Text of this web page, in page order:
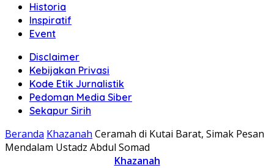
Historia
Inspiratif
Event
Disclaimer
Kebijakan Privasi
Kode Etik Jurnalistik
Pedoman Media Siber
Sekapur Sirih
Beranda Khazanah Ceramah di Kutai Barat, Simak Pesan
Mendalam Ustadz Abdul Somad
Khazanah